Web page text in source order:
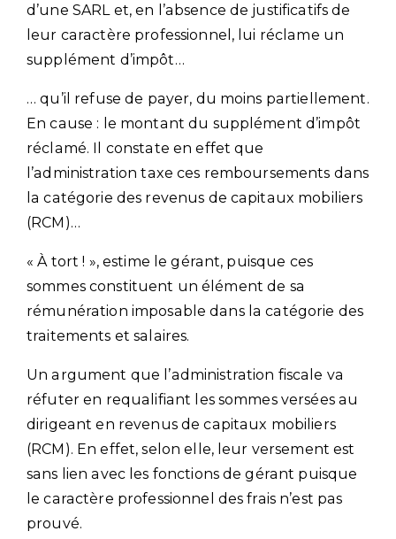
d’une SARL et, en l’absence de justificatifs de
leur caractère professionnel, lui réclame un
supplément d’impôt…
… qu’il refuse de payer, du moins partiellement.
En cause : le montant du supplément d’impôt
réclamé. Il constate en effet que
l’administration taxe ces remboursements dans
la catégorie des revenus de capitaux mobiliers
(RCM)…
« À tort ! », estime le gérant, puisque ces
sommes constituent un élément de sa
rémunération imposable dans la catégorie des
traitements et salaires.
Un argument que l’administration fiscale va
réfuter en requalifiant les sommes versées au
dirigeant en revenus de capitaux mobiliers
(RCM). En effet, selon elle, leur versement est
sans lien avec les fonctions de gérant puisque
le caractère professionnel des frais n’est pas
prouvé.